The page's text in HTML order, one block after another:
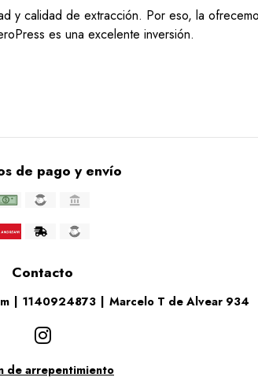
y calidad de extracción. Por eso, la
es una excelente inversión.
de pago y envío
Contacto
1140924873 Marcelo T de Alvear 934
de arrepentimiento